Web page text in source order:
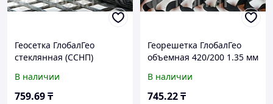
Геосетка ГлобалГео
стеклянная (ССНП)
В наличии
759.69₸
Георешетка ГлобалГео
объемная 420/200 1.35 мм
В наличии
745.22₸